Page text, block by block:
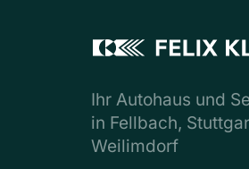
Ihr Autohaus und
in Fellbach,
Weilimdorf